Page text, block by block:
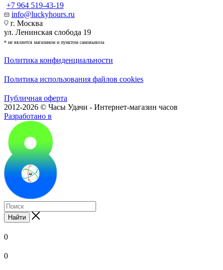
+7 964 519-43-19
info@luckyhours.ru
г. Москва
ул. Ленинская слобода 19
* не является магазином и пунктом самовывоза
Политика конфиденциальности
Политика использования файлов cookies
Публичная оферта
2012-2026 © Часы Удачи - Интернет-магазин часов
Разработано в
Найти
0
0